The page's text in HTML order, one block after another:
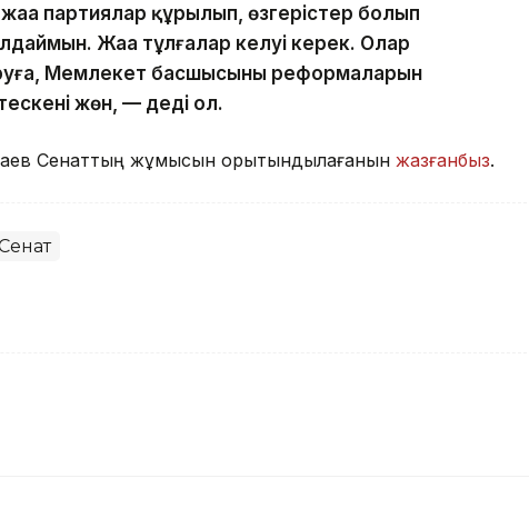
партиялар құрылып, өзгерістер болып
Жаңа тұлғалар келуі керек. Олар
Мемлекет басшысының реформаларын
жөн, — деді ол.
Сенаттың жұмысын қорытындылағанын жазғанбыз.